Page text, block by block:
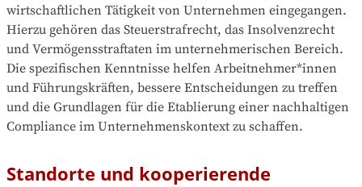
wirtschaftlichen Tätigkeit von Unternehmen eingegangen.
Hierzu gehören das Steuerstrafrecht, das Insolvenzrecht
und Vermögensstraftaten im unternehmerischen Bereich.
Die spezifischen Kenntnisse helfen Arbeitnehmer*innen
und Führungskräften, bessere Entscheidungen zu treffen
und die Grundlagen für die Etablierung einer nachhaltigen
Compliance im Unternehmenskontext zu schaffen.
Standorte und kooperierende